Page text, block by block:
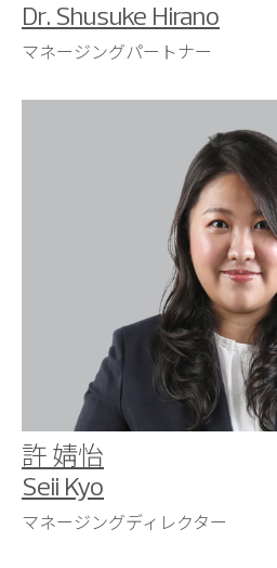
Dr. Shusuke Hirano
マネージングパートナー
許 婧怡
Seii Kyo
マネージングディレクター